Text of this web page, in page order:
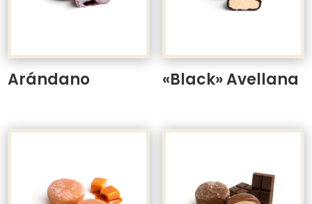
Arándano «Black» Avellana